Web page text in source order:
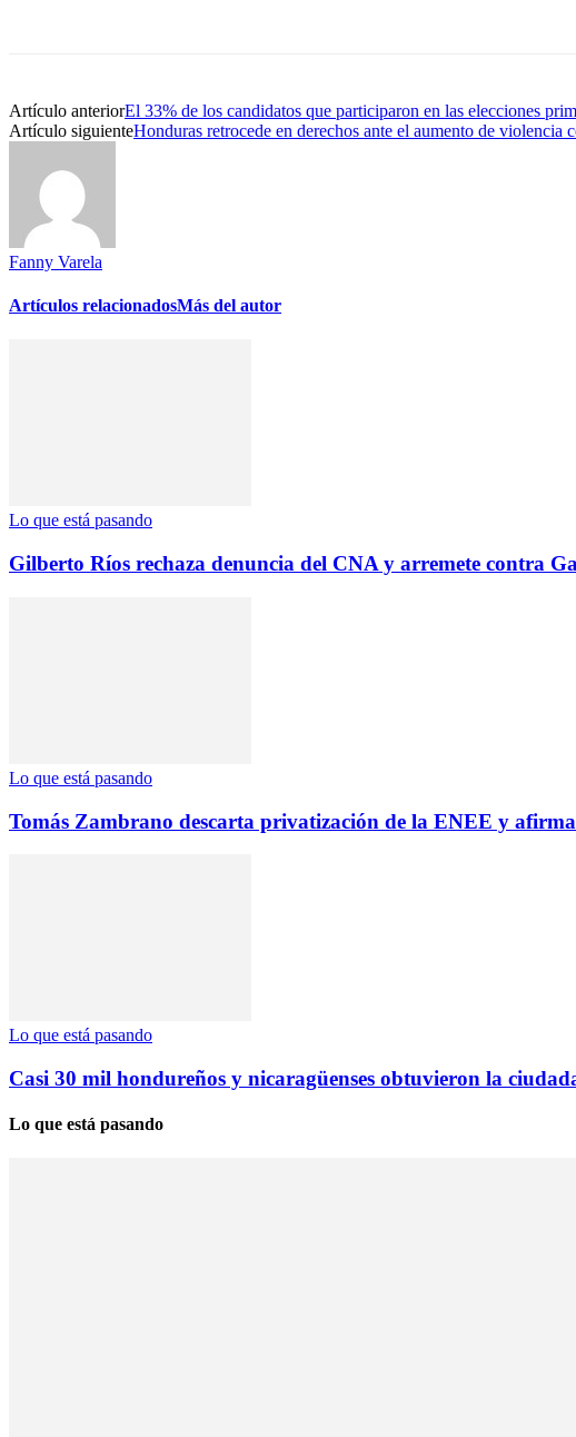
Artículo anteriorEl 33% de los candidatos que participaron en las elecciones
Artículo siguienteHonduras retrocede en derechos ante el aumento de
Fanny Varela
Artículos relacionadosMás del autor
Lo que está pasando
Gilberto Ríos rechaza denuncia del CNA y arremete contra
Lo que está pasando
Tomás Zambrano descarta privatización de la ENEE y
Lo que está pasando
Casi 30 mil hondureños y nicaragüenses obtuvieron la
Lo que está pasando